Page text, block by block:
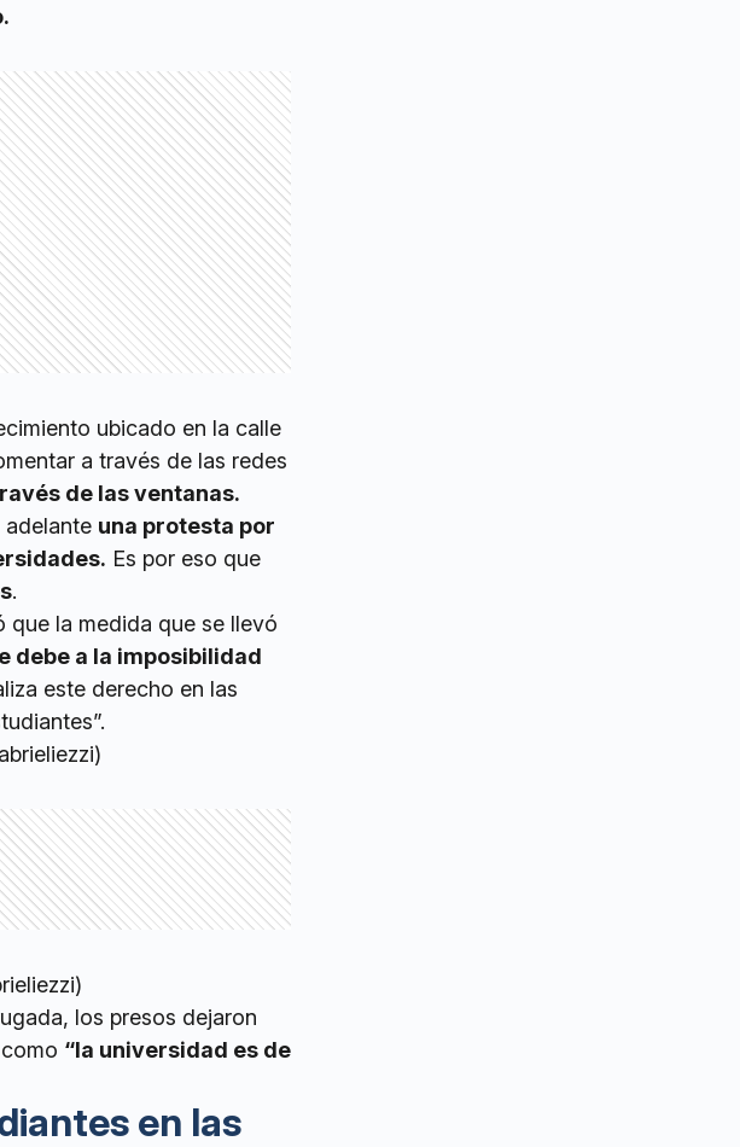
ubicado en la calle
a través de las redes
de las ventanas.
adelante una protesta por
Es por eso que
.
la medida que se llevó
debe a la imposibilidad
este derecho en las
los presos dejaron
“la universidad es de
en las